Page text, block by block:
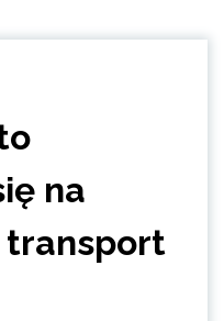
na
transport